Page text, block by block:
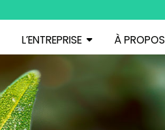
L’ENTREPRISE À PROPOS